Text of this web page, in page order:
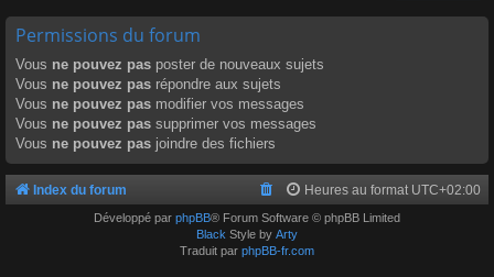
Permissions du forum
Vous ne pouvez pas poster de nouveaux sujets
Vous ne pouvez pas répondre aux sujets
Vous ne pouvez pas modifier vos messages
Vous ne pouvez pas supprimer vos messages
Vous ne pouvez pas joindre des fichiers
Index du forum Heures au format UTC+02:00
Développé par phpBB® Forum Software © phpBB Limited
Black Style by Arty
Traduit par phpBB-fr.com